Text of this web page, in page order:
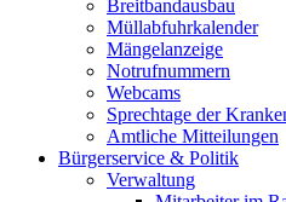
Breitbandausbau
Müllabfuhrkalender
Mängelanzeige
Notrufnummern
Webcams
Sprechtage der
Amtliche Mitteilungen
Bürgerservice & Politik
Verwaltung